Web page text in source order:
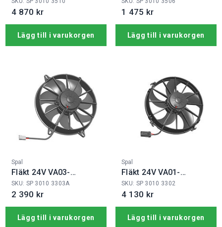
4 870 kr
Lägg till i varukorgen
1 475 kr
Lägg till i varukorgen
Fabrikat:
Spal
Fläkt 24V VA03-
BP90/LL-68A
SKU: SP 3010 3303A
2 390 kr
Lägg till i varukorgen
Fabrikat:
Spal
Fläkt 24V VA01-
BP90/LL-79S
SKU: SP 3010 3302
4 130 kr
Lägg till i varukorgen